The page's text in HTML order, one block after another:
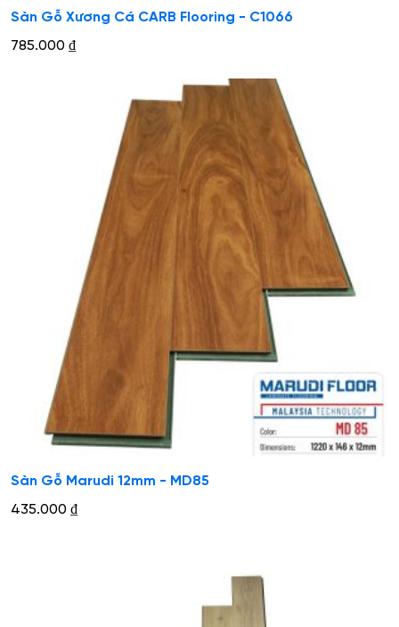
Sàn Gỗ Xương Cá CARB Flooring - C1066
785.000 ₫
Sàn Gỗ Marudi 12mm - MD85
435.000 ₫